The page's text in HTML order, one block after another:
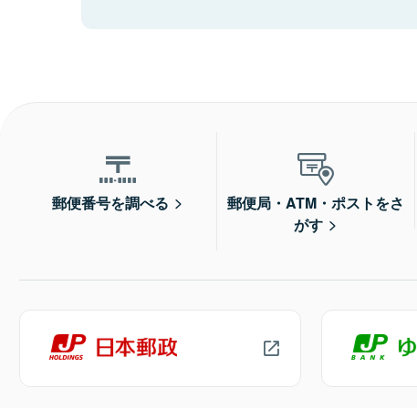
郵便番号を調べる
郵便局・ATM・ポストをさ
がす